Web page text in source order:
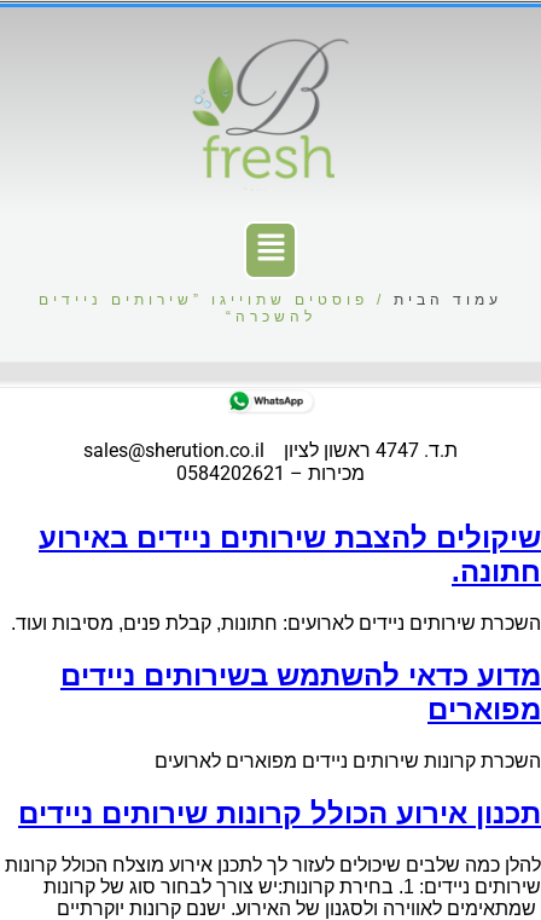
עמוד הבית / פוסטים שתוייגו ”שירותים ניידים
להשכרה“
ת.ד. 4747 ראשון לציון
sales@sherution.co.il
מכירות – 0584202621
להצבת שירותים ניידים באירוע
שירותים ניידים לארועים: חתונות, קבלת פנים, מסיבות ועוד.
כדאי להשתמש בשירותים ניידים
קרונות שירותים ניידים מפוארים לארועים
אירוע הכולל קרונות שירותים ניידים
כמה שלבים שיכולים לעזור לך לתכנן אירוע מוצלח הכולל קרונות
שירותים ניידים: 1. בחירת קרונות:יש צורך לבחור סוג של קרונות
לאווירה ולסגנון של האירוע. ישנם קרונות יוקרתיים